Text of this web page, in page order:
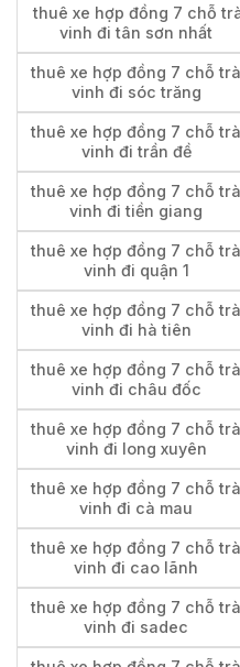
thuê xe hợp đồng 7 chỗ
vinh đi tân sơn nhất
thuê xe hợp đồng 7 chỗ trà
vinh đi sóc trăng
thuê xe hợp đồng 7 chỗ trà
vinh đi trần đề
thuê xe hợp đồng 7 chỗ trà
vinh đi tiền giang
thuê xe hợp đồng 7 chỗ trà
vinh đi quận 1
thuê xe hợp đồng 7 chỗ trà
vinh đi hà tiên
thuê xe hợp đồng 7 chỗ trà
vinh đi châu đốc
thuê xe hợp đồng 7 chỗ trà
vinh đi long xuyên
thuê xe hợp đồng 7 chỗ trà
vinh đi cà mau
thuê xe hợp đồng 7 chỗ trà
vinh đi cao lãnh
thuê xe hợp đồng 7 chỗ trà
vinh đi sadec